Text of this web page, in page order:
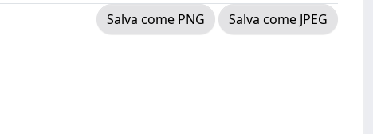
Salva come PNG
Salva come JPEG